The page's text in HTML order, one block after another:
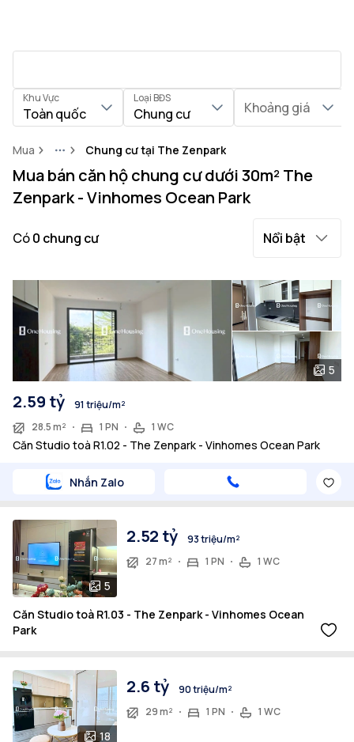
Khu Vực
Toàn quốc
Loại BĐS
Chung cư Khoảng giá
Mua MoreChung cư tại The Zenpark
Mua bán căn hộ chung cư dưới 30m² The
Zenpark - Vinhomes Ocean Park
Có0 chung cư Nổi bật
5
2.59 tỷ
91 triệu/m²
28.5 m²
1 PN 1 WC
Căn Studio toà R1.02 - The Zenpark - Vinhomes Ocean Park
Nhắn Zalo
5
2.52 tỷ
93 triệu/m²
27 m²
1 PN 1 WC
Căn Studio toà R1.03 - The Zenpark - Vinhomes Ocean
Park
18
2.6 tỷ
90 triệu/m²
29 m²
1 PN 1 WC